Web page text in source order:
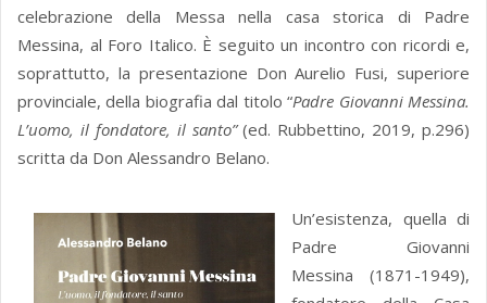
celebrazione della Messa nella casa storica di Padre
Messina, al Foro Italico. È seguito un incontro con ricordi e,
soprattutto, la presentazione Don Aurelio Fusi, superiore
provinciale, della biografia dal titolo “Padre Giovanni Messina.
L’uomo, il fondatore, il santo”(ed. Rubbettino, 2019, p.296)
scritta da Don Alessandro Belano.
Un’esistenza, quella di
Padre Giovanni
Messina (1871-1949),